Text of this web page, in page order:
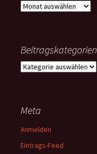
Archiv
Beitragskategorien
Beitragskategorien
Meta
Anmelden
Eintrags-Feed